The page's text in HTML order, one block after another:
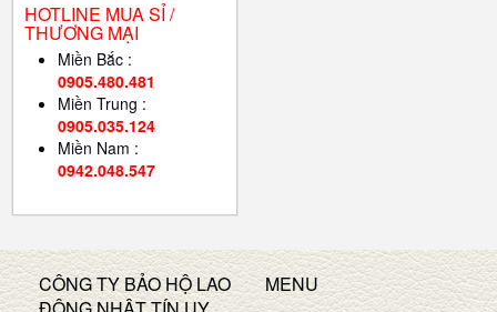
HOTLINE MUA SỈ /
THƯƠNG MẠI
Miền Bắc :
0905.480.481
Miền Trung :
0905.035.124
Miền Nam :
0942.048.547
CÔNG TY BẢO HỘ LAO
MENU